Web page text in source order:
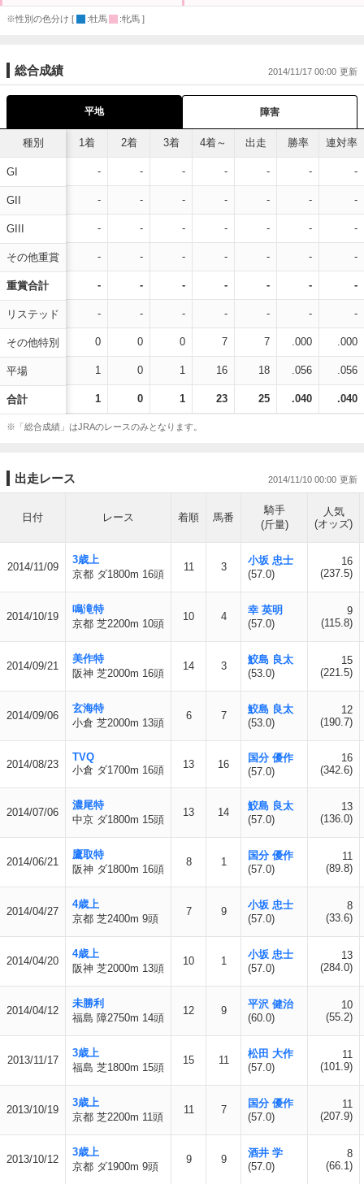
※性別の色分け [ :牡馬 :牝馬 ]
総合成績 2014/11/17 00:00
平地 障害
種別
GI
GII
GIII
その他重賞
重賞合計
リステッド
その他特別
平場
合計
1着 2着 3着 4着～ 出走 勝率 連対率
- - - - - - -
- - - - - - -
- - - - - - -
- - - - - - -
- - - - - - -
- - - - - - -
0 0 0 7 7 .000 .000
1 0 1 16 18 .056 .056
1 0 1 23 25 .040 .040
※「総合成績」はJRAのレースのみとなります。
出走レース 2014/11/10 00:00
日付 レース 着順 馬番
騎手
(斤量)
人気
(オッズ)
2014/11/09
3歳上
京都 ダ1800m 16頭
11 3
小坂 忠士
(57.0)
16
(237.5)
2014/10/19
鳴滝特
京都 芝2200m 10頭
10 4
幸 英明
(57.0)
9
(115.8)
2014/09/21
美作特
阪神 芝2000m 16頭
14 3
鮫島 良太
(53.0)
15
(221.5)
2014/09/06
玄海特
小倉 芝2000m 13頭
6 7
鮫島 良太
(53.0)
12
(190.7)
2014/08/23
TVQ
小倉 ダ1700m 16頭
13 16
国分 優作
(57.0)
16
(342.6)
2014/07/06
濃尾特
中京 ダ1800m 15頭
13 14
鮫島 良太
(57.0)
13
(136.0)
2014/06/21
鷹取特
阪神 ダ1800m 16頭
8 1
国分 優作
(57.0)
11
(89.8)
2014/04/27
4歳上
京都 芝2400m 9頭
7 9
小坂 忠士
(57.0)
8
(33.6)
2014/04/20
4歳上
阪神 芝2000m 13頭
10 1
小坂 忠士
(57.0)
13
(284.0)
2014/04/12
未勝利
福島 障2750m 14頭
12 9
平沢 健治
(60.0)
10
(55.2)
2013/11/17
3歳上
福島 芝1800m 15頭
15 11
松田 大作
(57.0)
11
(101.9)
2013/10/19
3歳上
京都 芝2200m 11頭
11 7
国分 優作
(57.0)
11
(207.9)
2013/10/12
3歳上
京都 ダ1900m 9頭
9 9
酒井 学
(57.0)
8
(66.1)